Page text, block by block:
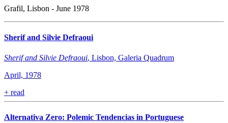
Grafil, Lisbon - June 1978
Sherif and Silvie Defraoui
Sherif and Silvie Defraoui, Lisbon, Galeria Quadrum
April, 1978
+ read
Alternativa Zero: Polemic Tendencias in Portuguese